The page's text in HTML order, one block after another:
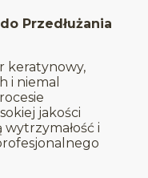
Przedłużania
keratynowy,
i niemal
jakości
i